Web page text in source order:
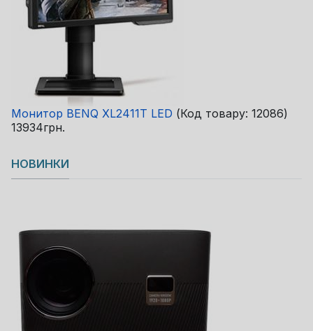
Монитор BENQ XL2411T LED (Код товару: 12086)
13934грн.
НОВИНКИ